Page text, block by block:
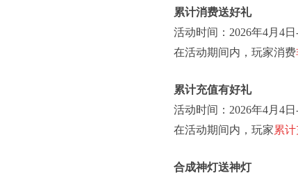
累计消费送好礼
活动时间： 2026年4月 4
在活动期间内，玩家消费
累计充值有好礼
活动时间： 2026年4月 4
在活动期间内，玩家累
合成神灯送神灯